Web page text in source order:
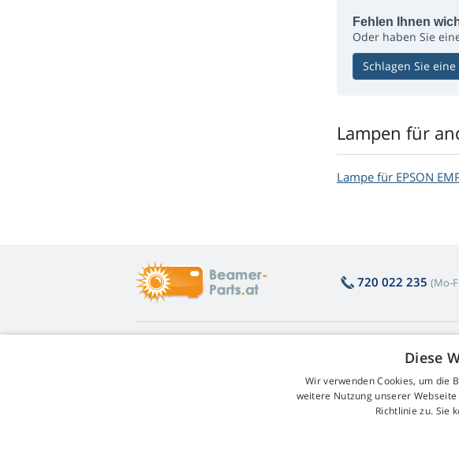
Fehlen Ihnen
Oder haben Sie
Schlagen Sie
Lampen für
Lampe für EPSON
720 022 235 (Mo-
Rückgabe und
Unkomplizierte
Warenrücksendung
Diese
Wir verwenden Cookies, um die
weitere Nutzung unserer
Richtlinie zu. Sie